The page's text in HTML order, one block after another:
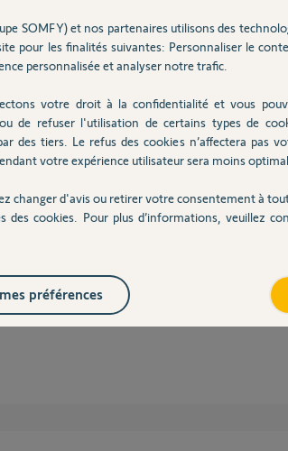
donc contacter votre revendeur.
SOMFY) et nos partenaires utilisons des
pour les finalités suivantes: Personnaliser le
personnalisée et analyser notre trafic.
votre droit à la confidentialité et vous
de refuser l'utilisation de certains types de
des tiers. Le refus des cookies n’affectera pas
votre expérience utilisateur sera moins
changer d'avis ou retirer votre consentement à
des cookies. Pour plus d’informations, veuillez
préférences